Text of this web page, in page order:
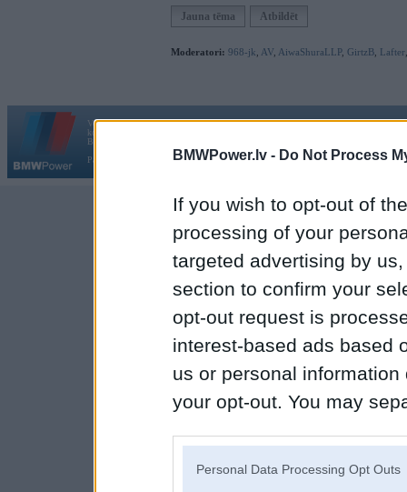
BMWPower.lv - Do Not Process
If you wish to opt-out of
processing of your
targeted advertising by
section to confirm your
opt-out request is
interest-based ads based
us or personal
your opt-out. You may
Personal Data Processing Opt Outs
Jauna tēma Atbildēt
Moderatori: 968-jk AV AiwaShuraLLP, GirtzB Lafter
Vortāls BMWPower.lv darbojas
kopš 2002. gada 14. maija. Tas nav auto klubs un nav saistīts ar
BMW AG.
Par BMWPower
Kontakti|Reklāma